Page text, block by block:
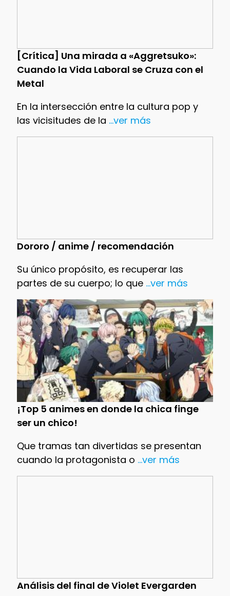
[Crítica] Una mirada a «Aggretsuko»:
Cuando la Vida Laboral se Cruza con el
Metal
En la intersección entre la cultura pop y
las vicisitudes de la ...ver más
Dororo / anime / recomendación
Su único propósito, es recuperar las
partes de su cuerpo; lo que...ver más
¡Top 5 animes en donde la chica finge
ser un chico!
Que tramas tan divertidas se presentan
cuando la protagonista o ...ver más
Análisis del final de Violet Evergarden